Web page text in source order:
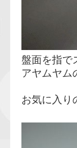
盤面を指で
アヤムヤム
お気に入り